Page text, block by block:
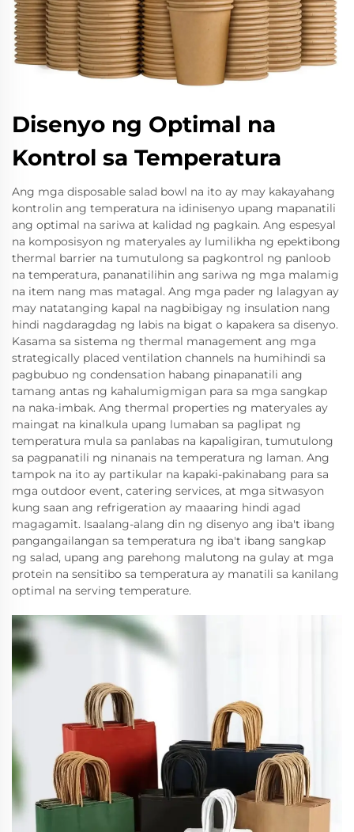
Disenyo ng Optimal na
Kontrol sa Temperatura
Ang mga disposable salad bowl na ito ay may kakayahang
kontrolin ang temperatura na idinisenyo upang mapanatili
ang optimal na sariwa at kalidad ng pagkain. Ang espesyal
na komposisyon ng materyales ay lumilikha ng epektibong
thermal barrier na tumutulong sa pagkontrol ng panloob
na temperatura, pananatilihin ang sariwa ng mga malamig
na item nang mas matagal. Ang mga pader ng lalagyan ay
may natatanging kapal na nagbibigay ng insulation nang
hindi nagdaragdag ng labis na bigat o kapakera sa disenyo.
Kasama sa sistema ng thermal management ang mga
strategically placed ventilation channels na humihindi sa
pagbubuo ng condensation habang pinapanatili ang
tamang antas ng kahalumigmigan para sa mga sangkap
na naka-imbak. Ang thermal properties ng materyales ay
maingat na kinalkula upang lumaban sa paglipat ng
temperatura mula sa panlabas na kapaligiran, tumutulong
sa pagpanatili ng ninanais na temperatura ng laman. Ang
tampok na ito ay partikular na kapaki-pakinabang para sa
mga outdoor event, catering services, at mga sitwasyon
kung saan ang refrigeration ay maaaring hindi agad
magagamit. Isaalang-alang din ng disenyo ang iba't ibang
pangangailangan sa temperatura ng iba't ibang sangkap
ng salad, upang ang parehong malutong na gulay at mga
protein na sensitibo sa temperatura ay manatili sa kanilang
optimal na serving temperature.